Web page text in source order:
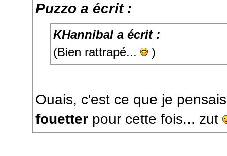
Puzzo a écrit :
KHannibal a écrit :
(Bien rattrapé...
)
Ouais, c'est ce que je
fouetter pour cette fois... zut